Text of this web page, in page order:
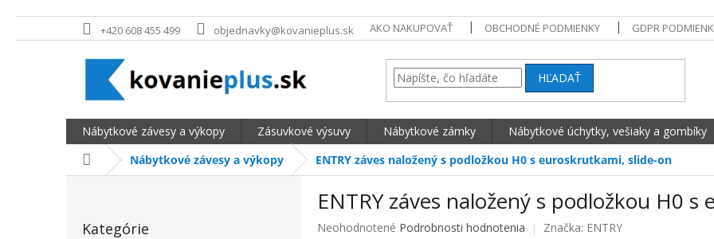
Prejsť na obsah +420 608 455 499 objednavky@kovanieplus.sk AKO NAKUPOVAŤ OBCHODNÉ PODMIENKY GDPR
HĽADAŤ
Nábytkové závesy a výkopy Zásuvkové výsuvy Nábytkové zámky Nábytkové úchytky, vešiaky a gombíky
DomovNábytkové závesy a výkopy ENTRY záves naložený s podložkou H0 s euroskrutkami, slide-on
BOČNÝ PANEL
Kategórie
ENTRY záves naložený s podložkou H0
Priemerné hodnotenie produktu je 0,0 z 5 hviezdičiek.
Neohodnotené Podrobnosti hodnotenia Značka: ENTRY